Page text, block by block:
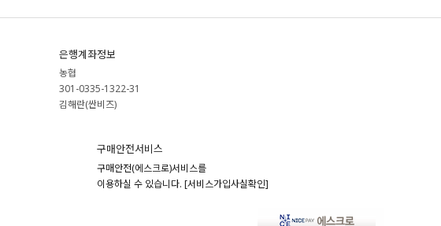
은행계좌정보
농협
301-0335-1322-31
김해란(싼비즈)
구매안전서비스
구매안전(에스크로)서비스를
이용하실 수 있습니다. [서비스가입사실확인]